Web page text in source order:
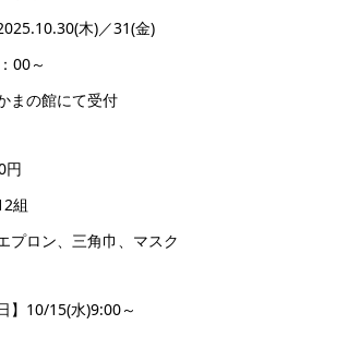
木)／31(金)
00～
まの館にて受付
円
組
プロン、三角巾、マスク
】10/15(水)9:00～